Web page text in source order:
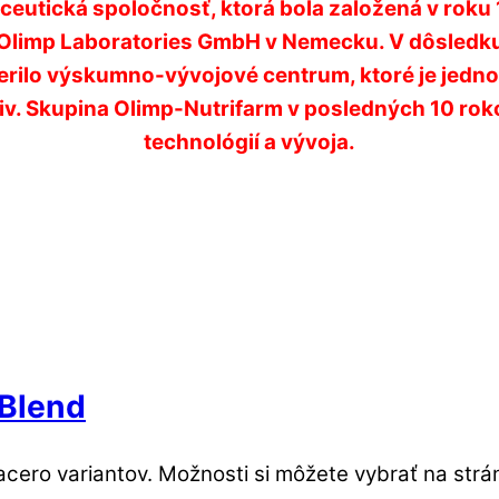
spoločnosť, ktorá bola založená v
Laboratories GmbH v Nemecku.V
výskumno-vývojové centrum, ktoré je
Skupina Olimp-Nutrifarm v posledných 10
technológií a vývoja.
variantov. Možnosti si môžete vybrať na